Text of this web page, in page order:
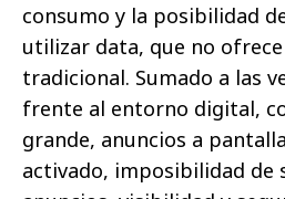
consumo y la posibilidad
utilizar data, que no
tradicional. Sumado a las
frente al entorno digital,
grande, anuncios a
activado, imposibilidad de